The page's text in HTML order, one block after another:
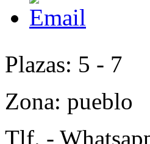
Plazas: 5 - 7
Zona: pueblo
Tlf. -